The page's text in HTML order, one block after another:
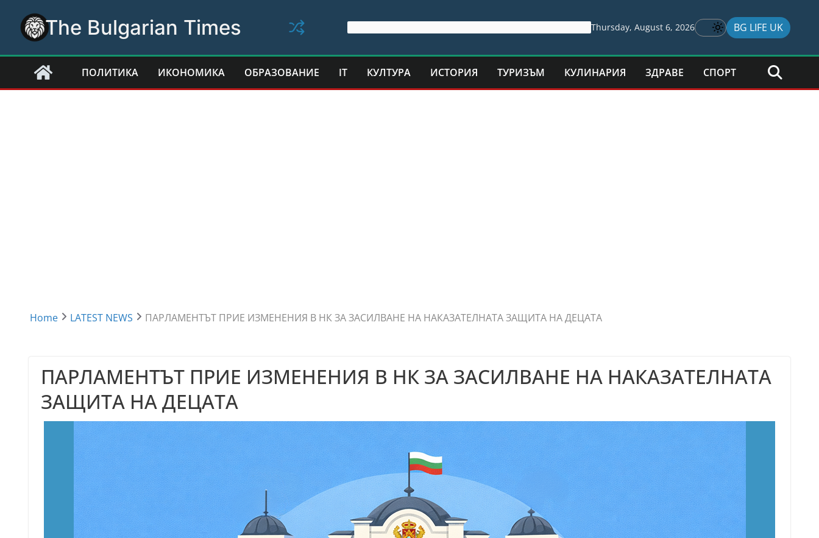
content
The Bulgarian Times Thursday, August 6, 2026 BG LIFE UK
ПОЛИТИКА ИКОНОМИКА ОБРАЗОВАНИЕ IT КУЛТУРА ИСТОРИЯ ТУРИЗЪМ КУЛИНАРИЯ ЗДРАВЕ СПОРТ
Home LATEST NEWS ПАРЛАМЕНТЪТ ПРИЕ ИЗМЕНЕНИЯ В НК ЗА ЗАСИЛВАНЕ НА НАКАЗАТЕЛНАТА ЗАЩИТА НА ДЕЦАТА
ПАРЛАМЕНТЪТ ПРИЕ ИЗМЕНЕНИЯ В НК ЗА ЗАСИЛВАНЕ НА НАКАЗАТЕЛНАТА
ЗАЩИТА НА ДЕЦАТА